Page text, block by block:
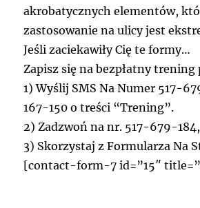
akrobatycznych elementów,
zastosowanie na ulicy jest
Jeśli zaciekawiły Cię te formy…
Zapisz się na bezpłatny trening
1) Wyślij SMS Na Numer 517-
167-150 o treści “Trening”.
2) Zadzwoń na nr. 517-679-
3) Skorzystaj z Formularza Na
[contact-form-7 id=”15″